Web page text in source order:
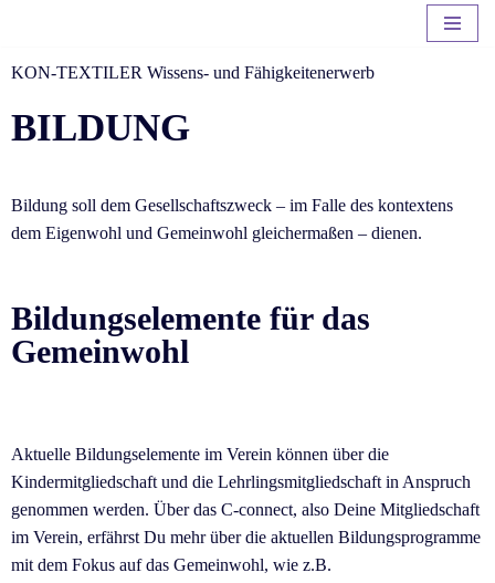
springen
KON-TEXTILER Wissens- und Fähigkeitenerwerb
BILDUNG
Bildung soll dem Gesellschaftszweck – im Falle des kontextens
dem Eigenwohl und Gemeinwohl gleichermaßen – dienen.
Bildungselemente für das
Gemeinwohl
Aktuelle Bildungselemente im Verein können über die
Kindermitgliedschaft und die Lehrlingsmitgliedschaft in Anspruch
genommen werden. Über das C-connect, also Deine Mitgliedschaft
im Verein, erfährst Du mehr über die aktuellen Bildungsprogramme
mit dem Fokus auf das Gemeinwohl, wie z.B.